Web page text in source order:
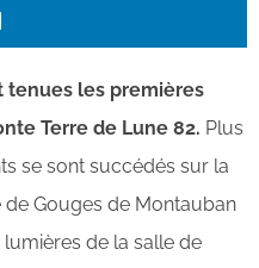
tenues les premières
Terre de Lune 82. Plus
se sont succédés sur la
Gouges de Montauban
de la salle de